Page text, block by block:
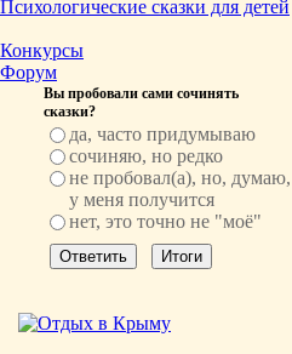
Психологические сказки для детей
Конкурсы
Форум
Вы пробовали сами сочинять
сказки?
да, часто придумываю
сочиняю, но редко
не пробовал(а), но, думаю,
у меня получится
нет, это точно не "моё"